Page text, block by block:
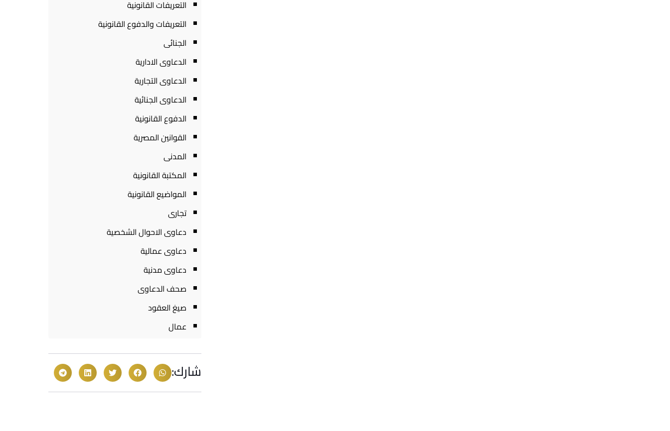
التعريفات القانونية
التعريفات والدفوع القانونية
الجنائى
الدعاوى الادارية
الدعاوى التجارية
الدعاوى الجنائية
الدفوع القانونية
القوانين المصرية
المدنى
المكتبة القانونية
المواضيع القانونية
تجارى
دعاوى الاحوال الشخصية
دعاوى عمالية
دعاوى مدنية
صحف الدعاوى
صيغ العقود
عمال
شارك: